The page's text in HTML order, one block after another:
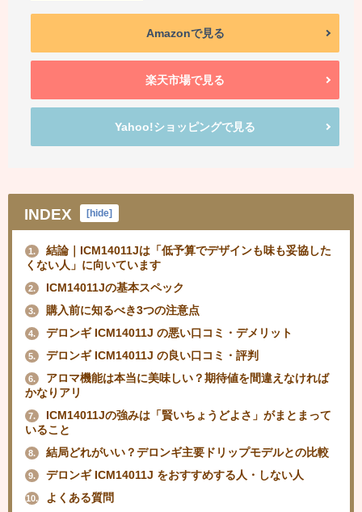
Amazonで見る
楽天市場で見る
Yahoo!ショッピングで見る
INDEX [hide]
1.
結論｜ICM14011Jは「低予算でデザインも味も妥協した
くない人」に向いています
2. ICM14011Jの基本スペック
3. 購入前に知るべき3つの注意点
4. デロンギ ICM14011J の悪い口コミ・デメリット
5. デロンギ ICM14011J の良い口コミ・評判
6.
アロマ機能は本当に美味しい？期待値を間違えなければ
かなりアリ
7.
ICM14011Jの強みは「賢いちょうどよさ」がまとまって
いること
8. 結局どれがいい？デロンギ主要ドリップモデルとの比較
9. デロンギ ICM14011J をおすすめする人・しない人
10. よくある質問